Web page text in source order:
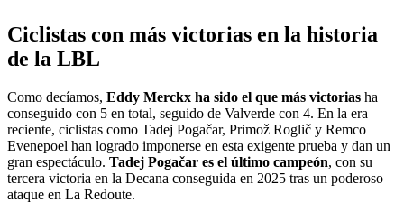
Ciclistas con más victorias en la historia
de la LBL
Como decíamos, Eddy Merckx ha sido el que más victorias ha
conseguido con 5 en total, seguido de Valverde con 4. En la era
reciente, ciclistas como Tadej Pogačar, Primož Roglič y Remco
Evenepoel han logrado imponerse en esta exigente prueba y dan un
gran espectáculo. Tadej Pogačar es el último campeón, con su
tercera victoria en la Decana conseguida en 2025 tras un poderoso
ataque en La Redoute.